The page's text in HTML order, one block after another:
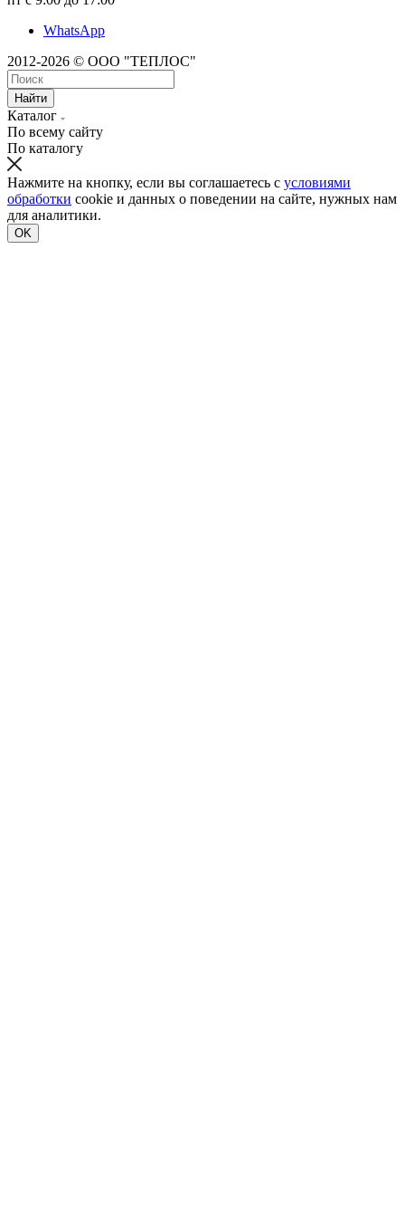
WhatsApp
2012-2026 © ООО "ТЕПЛОС"
Найти
Каталог
По всему сайту
По каталогу
Нажмите на кнопку, если вы соглашаетесь с условиями
обработки cookie и данных о поведении на сайте, нужных нам
для аналитики.
OK